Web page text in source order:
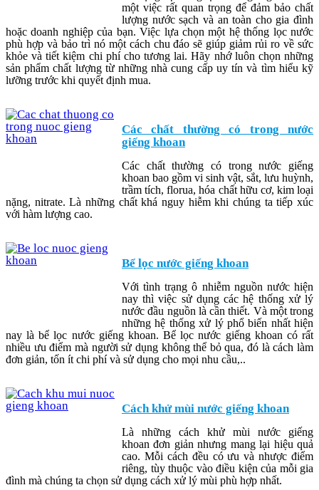
một việc rất quan trọng để đảm bảo chất
lượng nước sạch và an toàn cho gia đình
hoặc doanh nghiệp của bạn. Việc lựa chọn một hệ thống lọc nước
phù hợp và bảo trì nó một cách chu đáo sẽ giúp giảm rủi ro về sức
khỏe và tiết kiệm chi phí cho tương lai. Hãy nhớ luôn chọn những
sản phẩm chất lượng từ những nhà cung cấp uy tín và tìm hiểu kỹ
lưỡng trước khi quyết định mua.
Các chất thường có trong nước
giếng khoan
Các chất thường có trong nước giếng
khoan bao gồm vi sinh vật, sắt, lưu huỳnh,
trầm tích, florua, hóa chất hữu cơ, kim loại
nặng, nitrate. Là những chất khá nguy hiễm khi chúng ta tiếp xúc
với hàm lượng cao.
Bể lọc nước giếng khoan
Với tình trạng ô nhiễm nguồn nước hiện
nay thì việc sử dụng các hệ thống xử lý
nước đầu nguồn là cần thiết. Và một trong
những hệ thống xử lý phổ biến nhất hiện
nay là bể lọc nước giếng khoan. Bể lọc nước giếng khoan có rất
nhiều ưu điểm mà người sử dụng không thể bỏ qua, đó là cách làm
đơn giản, tốn ít chi phí và sử dụng cho mọi nhu cầu,..
Cách khử mùi nước giếng khoan
Là những cách khử mùi nước giếng
khoan đơn giản nhưng mang lại hiệu quả
cao. Mỗi cách đều có ưu và nhược điểm
riêng, tùy thuộc vào điều kiện của mỗi gia
đình mà chúng ta chọn sử dụng cách xử lý mùi phù hợp nhất.